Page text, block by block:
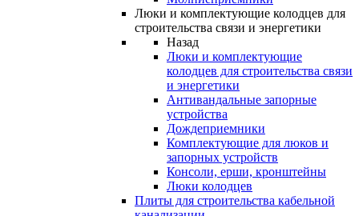
Люки и комплектующие колодцев для
строительства связи и энергетики
Назад
Люки и комплектующие
колодцев для строительства связи
и энергетики
Антивандальные запорные
устройства
Дождеприемники
Комплектующие для люков и
запорных устройств
Консоли, ерши, кронштейны
Люки колодцев
Плиты для строительства кабельной